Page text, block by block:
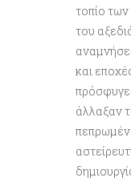
τοπίο
του
και
άλλαξαν